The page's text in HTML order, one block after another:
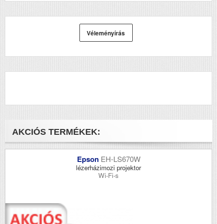
Véleményírás
AKCIÓS TERMÉKEK:
Epson EH-LS670W
lézerházimozi projektor
Wi-Fi-s